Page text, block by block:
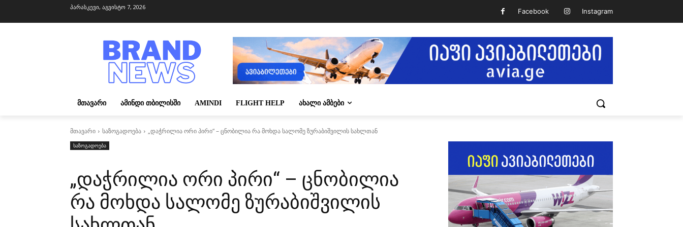
Facebook Instagram
პარასკევი, აგვისტო 7, 2026
ᲛᲗᲐᲕᲐᲠᲘ ᲐᲛᲘᲜᲓᲘ ᲗᲑᲘᲚᲘᲡᲨᲘ AMINDI FLIGHT HELP ᲐᲮᲐᲚᲘ ᲐᲛᲑᲔᲑᲘ
მთავარი საზოგადოება „დაჭრილია ორი პირი“ – ცნობილია რა მოხდა სალომე ზურაბიშვილის სახლთან
საზოგადოება
„დაჭრილია ორი პირი“ – ცნობილია
რა მოხდა სალომე ზურაბიშვილის